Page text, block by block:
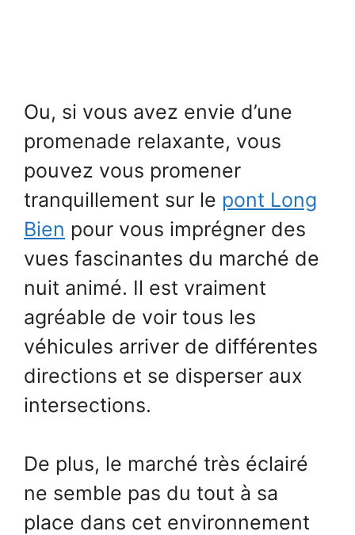
Ou, si vous avez envie d’une
promenade relaxante, vous
pouvez vous promener
tranquillement sur le pont Long
Bien pour vous imprégner des
vues fascinantes du marché de
nuit animé. Il est vraiment
agréable de voir tous les
véhicules arriver de différentes
directions et se disperser aux
intersections.
De plus, le marché très éclairé
ne semble pas du tout à sa
place dans cet environnement